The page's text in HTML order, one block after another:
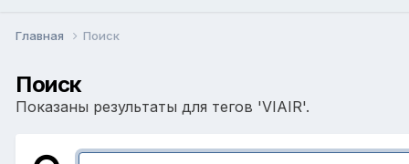
Главная Поиск
Поиск
Показаны результаты для тегов 'VIAIR'.